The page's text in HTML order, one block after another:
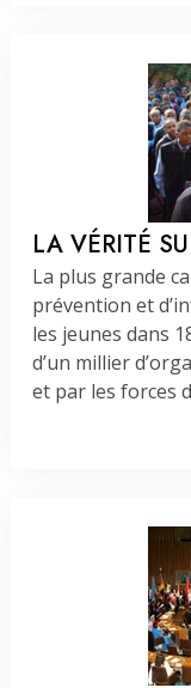
LA VÉRITÉ
La plus grande
prévention et
les jeunes dans
d’un millier
et par les forces